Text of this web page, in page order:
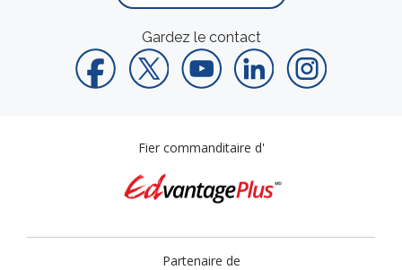
Gardez le contact
Fier commanditaire d'
Partenaire de